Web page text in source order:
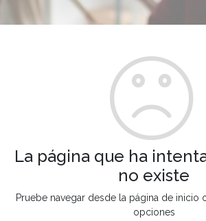
La página que ha
no existe
Pruebe navegar desde la página de inicio
opciones